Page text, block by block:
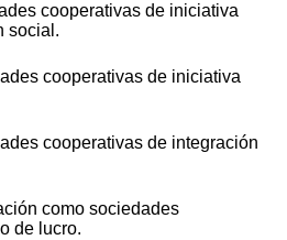
cooperativas de iniciativa
social.
cooperativas de iniciativa
cooperativas de integración
como sociedades
de lucro.